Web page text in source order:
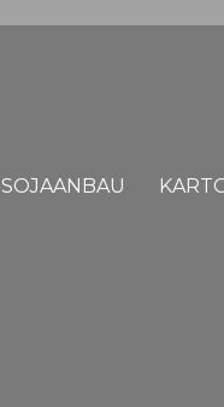
SOJAANBAU